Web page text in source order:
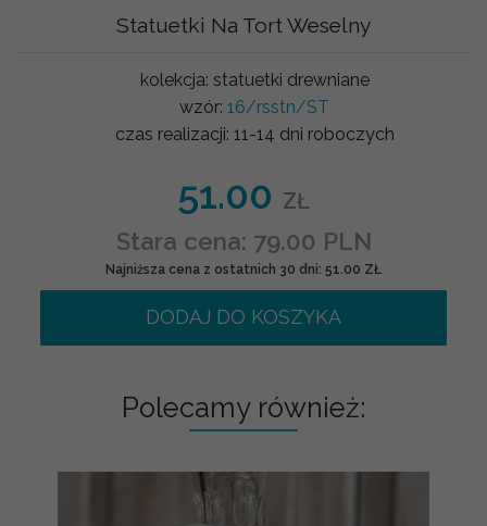
Statuetki Na Tort Weselny
kolekcja: statuetki drewniane
wzór: 16/rsstn/ST
czas realizacji: 11-14 dni roboczych
51.00 ZŁ
Stara cena: 79.00 PLN
Najniższa cena z ostatnich 30 dni: 51.00 ZŁ
DODAJ DO KOSZYKA
Polecamy również: